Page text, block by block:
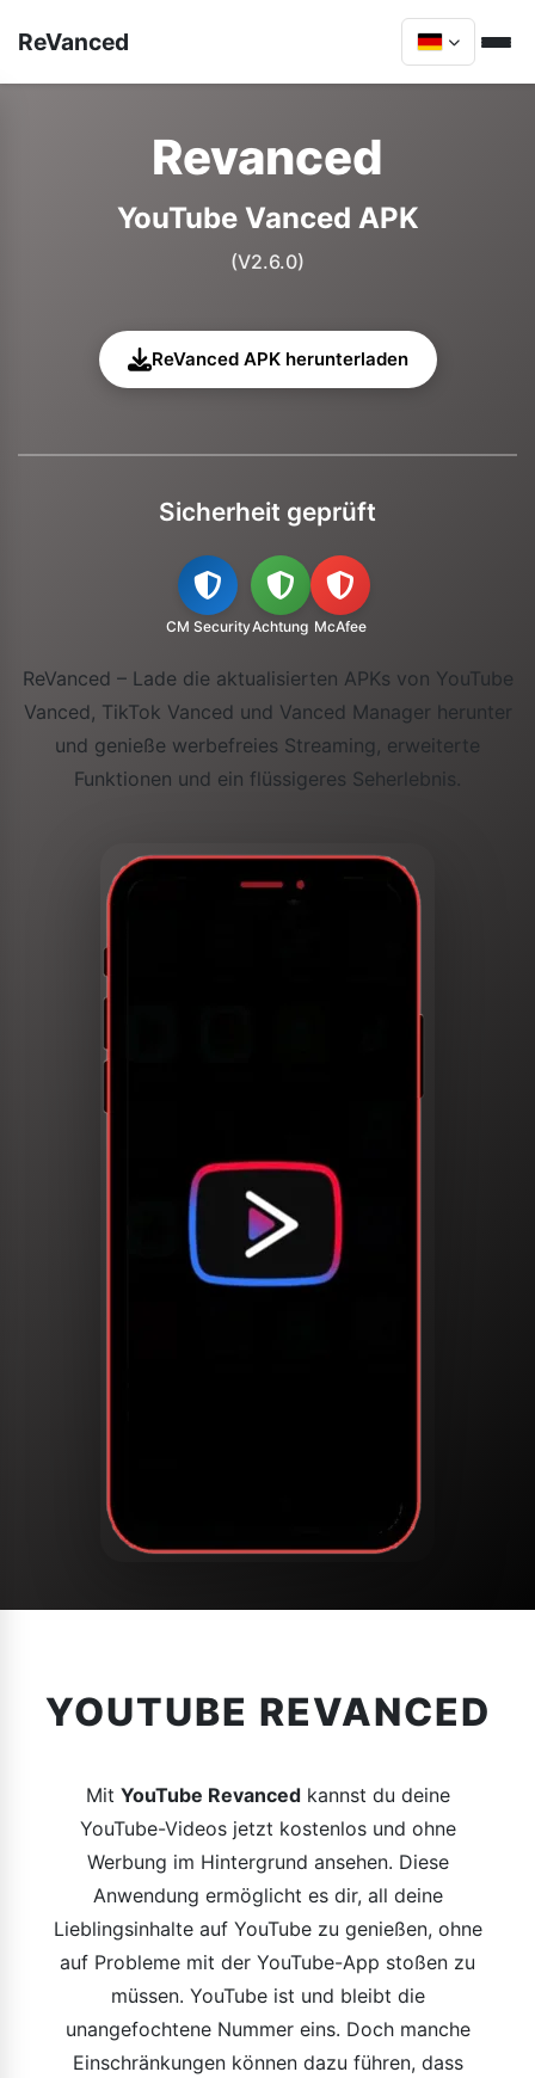
ReVanced
Revanced
YouTube Vanced APK
(V2.6.0)
ReVanced APK herunterladen
Sicherheit geprüft
CM SecurityAchtung McAfee
ReVanced – Lade die aktualisierten APKs von YouTube
Vanced, TikTok Vanced und Vanced Manager herunter
und genieße werbefreies Streaming, erweiterte
Funktionen und ein flüssigeres Seherlebnis.
YOUTUBE REVANCED
Mit YouTube Revancedkannst du deine
YouTube-Videos jetzt kostenlos und ohne
Werbung im Hintergrund ansehen. Diese
Anwendung ermöglicht es dir, all deine
Lieblingsinhalte auf YouTube zu genießen, ohne
auf Probleme mit der YouTube-App stoßen zu
müssen. YouTube ist und bleibt die
unangefochtene Nummer eins. Doch manche
Einschränkungen können dazu führen, dass